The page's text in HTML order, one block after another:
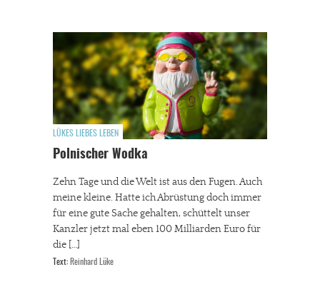
LÜKES LIEBES LEBEN
Polnischer Wodka
Zehn Tage und die Welt ist aus den Fugen. Auch
meine kleine. Hatte ich Abrüstung doch immer
für eine gute Sache gehalten, schüttelt unser
Kanzler jetzt mal eben 100 Milliarden Euro für
die […]
Text: Reinhard Lüke